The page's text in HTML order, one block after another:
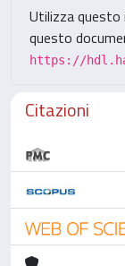
Utilizza questo
questo
https://
Citazioni